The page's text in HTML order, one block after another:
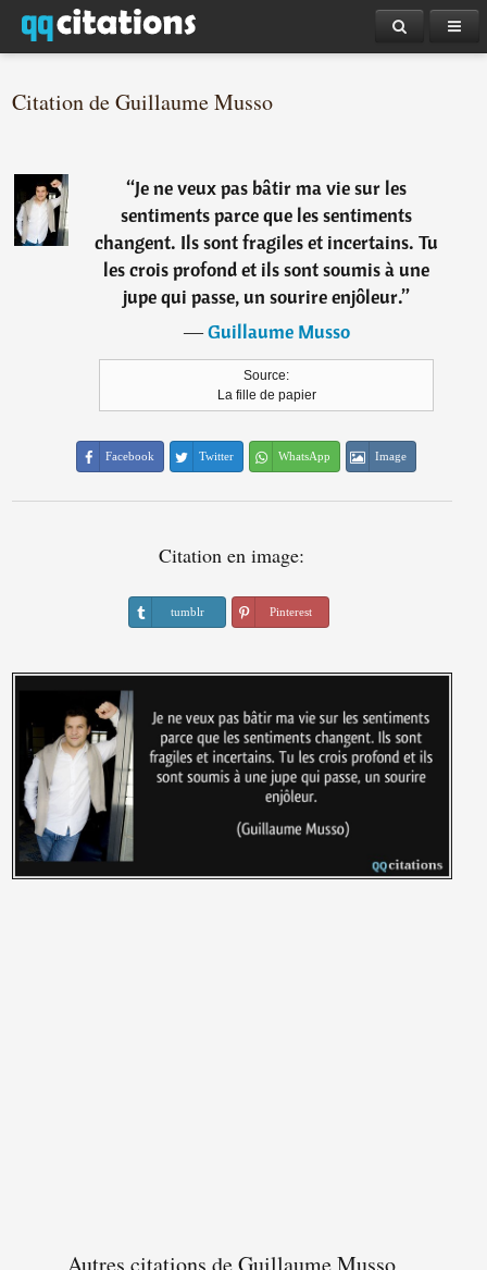
Citation de Guillaume Musso
“Je ne veux pas bâtir ma vie sur les
sentiments parce que les sentiments
changent. Ils sont fragiles et incertains. Tu
les crois profond et ils sont soumis à une
jupe qui passe, un sourire enjôleur.”
―Guillaume Musso
Source:
La fille de papier
Facebook Twitter WhatsApp Image
Citation en image:
tumblr Pinterest